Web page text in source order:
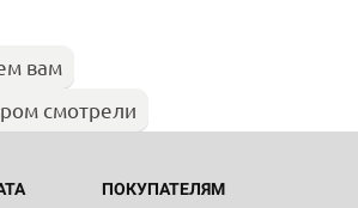
вам
смотрели
ПОКУПАТЕЛЯМ